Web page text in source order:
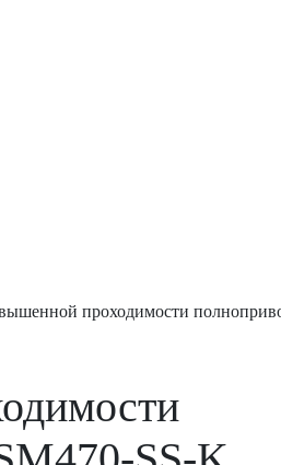
проходимости